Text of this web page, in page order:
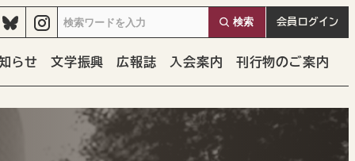
会員 ログイン
検索
らせ 文学振興 広報誌 入会案内 刊行物のご案内